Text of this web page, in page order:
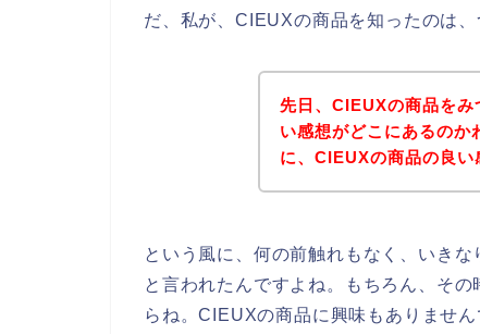
だ、私が、CIEUXの商品を知ったのは
先日、CIEUXの商品を
い感想がどこにあるのか
に、CIEUXの商品の良い
という風に、何の前触れもなく、いき
と言われたんですよね。もちろん、そ
らね。CIEUXの商品に興味もありませ